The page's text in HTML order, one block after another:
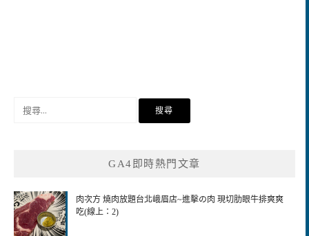
GA4即時熱門文章
肉次方 燒肉放題台北峨眉店~進擊の肉 現切肋眼牛排爽爽
吃(線上：2)